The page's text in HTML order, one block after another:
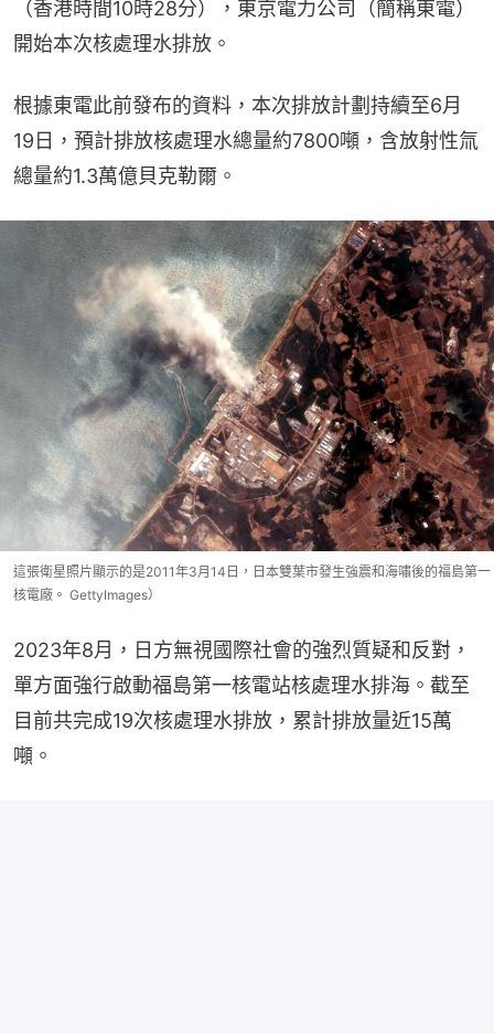
（香港時間10時28分），東京電力公司（簡稱東電）
開始本次核處理水排放。
根據東電此前發布的資料，本次排放計劃持續至6月
19日，預計排放核處理水總量約7800噸，含放射性氚
總量約1.3萬億貝克勒爾。
這張衛星照片顯示的是2011年3月14日，日本雙葉市發生強震和海嘯後的福島第一
核電廠。 GettyImages）
2023年8月，日方無視國際社會的強烈質疑和反對，
單方面強行啟動福島第一核電站核處理水排海。截至
目前共完成19次核處理水排放，累計排放量近15萬
噸。